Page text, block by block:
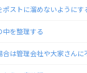
ポストに溜めないようにす
中を整理する
合は管理会社や大家さんに